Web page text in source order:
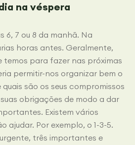
na véspera
6, 7 ou 8 da manhã. Na
horas antes. Geralmente,
temos para fazer nas próximas
permitir-nos organizar bem o
quais são os seus compromissos
obrigações de modo a dar
Existem vários
ajudar. Por exemplo, o 1-3-5.
três importantes e